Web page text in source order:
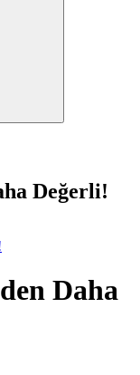
Değerli!
Daha